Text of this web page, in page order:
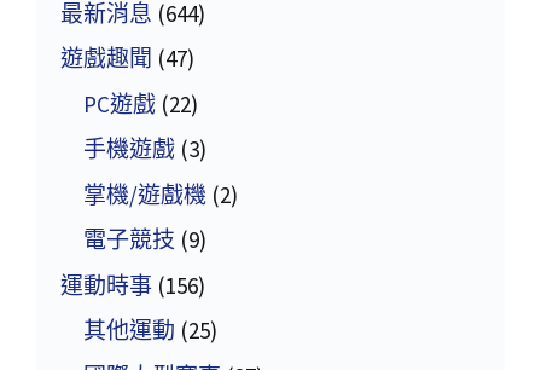
最新消息 (644)
遊戲趣聞 (47)
PC遊戲 (22)
手機遊戲 (3)
掌機/遊戲機 (2)
電子競技 (9)
運動時事 (156)
其他運動 (25)